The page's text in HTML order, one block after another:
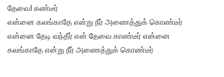
தேவைl கண்டீர்
என்னை கலங்காதே என்று நீர் அணைத்துக் கொண்டீர்
என்னை தேடி வந்தீர் என் தேவை காண்டீர் என்னை
கலங்காதே என்று நீர் அணைத்துக் கொண்டீர்